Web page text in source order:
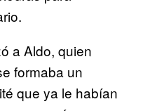
a Aldo, quien
formaba un
que ya le habían